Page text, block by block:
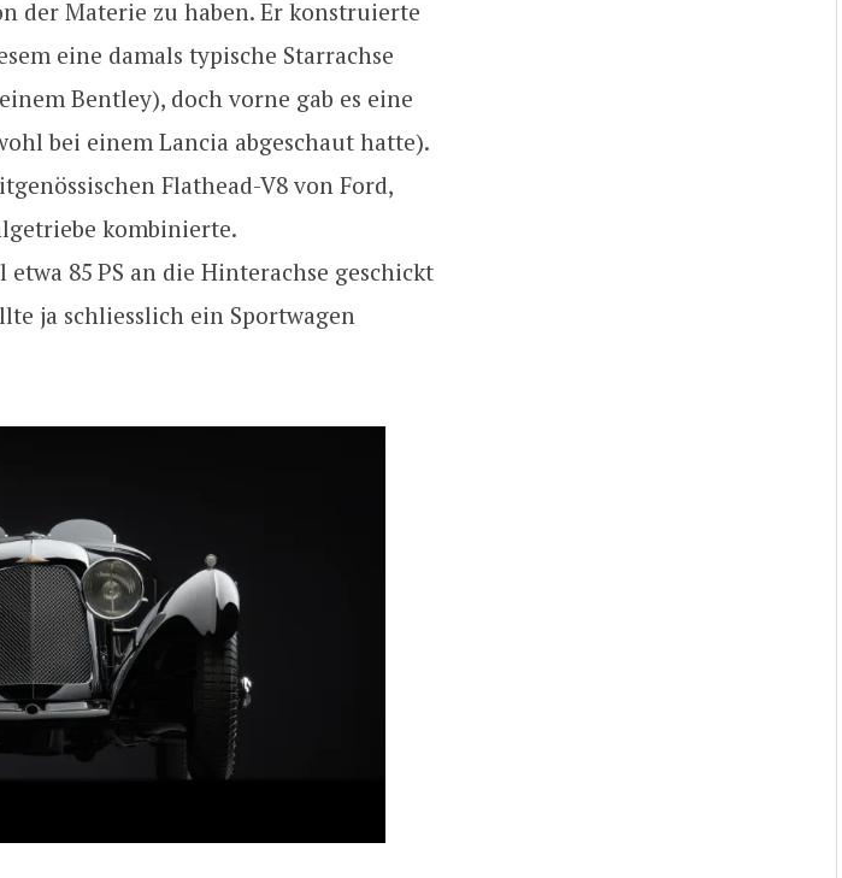
der Materie zu haben. Er konstruierte
eine damals typische Starrachse
Bentley), doch vorne gab es eine
bei einem Lancia abgeschaut hatte).
Flathead-V8 von Ford,
kombinierte.
85 PS an die Hinterachse geschickt
ja schliesslich ein Sportwagen